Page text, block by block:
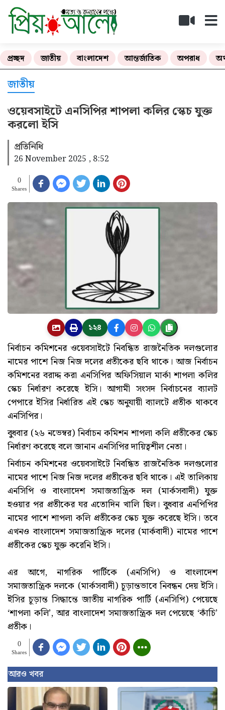
প্রচ্ছদ জাতীয় বাংলাদেশ আন্তর্জাতিক অপরাধ
জাতীয়
ওয়েবসাইটে এনসিপির শাপলা কলির স্কেচ যুক্ত
করলো ইসি
প্রতিনিধি
26 November 2025 , 8:52
0
Shares
১২৪
নির্বাচন কমিশনের ওয়েবসাইটে নিবন্ধিত রাজনৈতিক দলগুলোর
নামের পাশে নিজ নিজ দলের প্রতীকের ছবি থাকে। আজ নির্বাচন
কমিশনের বরাদ্দ করা এনসিপির অফিসিয়াল মার্কা শাপলা কলির
স্কেচ নির্ধারণ করেছে ইসি। আগামী সংসদ নির্বাচনের ব্যালট
পেপারে ইসির নির্ধারিত এই স্কেচ অনুযায়ী ব্যালটে প্রতীক থাকবে
এনসিপির।
বুধবার (২৬ নভেম্বর) নির্বাচন কমিশন শাপলা কলি প্রতীকের স্কেচ
নির্ধারণ করেছে বলে জানান এনসিপির দায়িত্বশীল নেতা।
নির্বাচন কমিশনের ওয়েবসাইটে নিবন্ধিত রাজনৈতিক দলগুলোর
নামের পাশে নিজ নিজ দলের প্রতীকের ছবি থাকে। এই তালিকায়
এনসিপি ও বাংলাদেশ সমাজতান্ত্রিক দল (মার্কসবাদী) যুক্ত
হওয়ার পর প্রতীকের ঘর এতোদিন খালি ছিল। বুধবার এনপিপির
নামের পাশে শাপলা কলি প্রতীকের স্কেচ যুক্ত করেছে ইসি। তবে
এখনও বাংলাদেশ সমাজতান্ত্রিক দলের (মার্কবাদী) নামের পাশে
প্রতীকের স্কেচ যুক্ত করেনি ইসি।
এর আগে, নাগরিক পার্টিকে (এনসিপি) ও বাংলাদেশ
সমাজতান্ত্রিক দলকে (মার্কসবাদী) চূড়ান্তভাবে নিবন্ধন দেয় ইসি।
ইসির চূড়ান্ত সিদ্ধান্তে জাতীয় নাগরিক পার্টি (এনসিপি) পেয়েছে
‘শাপলা কলি’, আর বাংলাদেশ সমাজতান্ত্রিক দল পেয়েছে ‘কাঁচি’
প্রতীক।
0
Shares
আরও খবর